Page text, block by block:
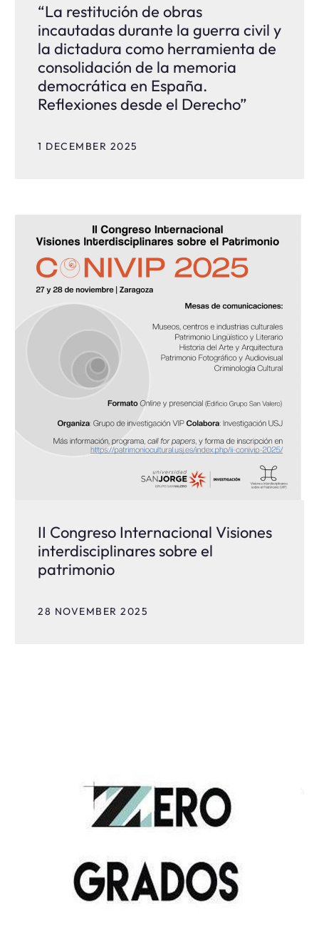
“La restitución de obras
incautadas durante la guerra civil y
la dictadura como herramienta de
consolidación de la memoria
democrática en España.
Reflexiones desde el Derecho”
1 DECEMBER 2025
II Congreso Internacional Visiones
interdisciplinares sobre el
patrimonio
28 NOVEMBER 2025